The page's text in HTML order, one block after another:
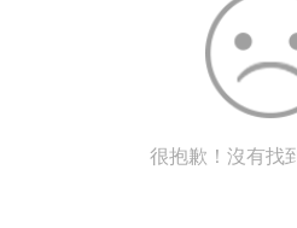
很抱歉！沒有找